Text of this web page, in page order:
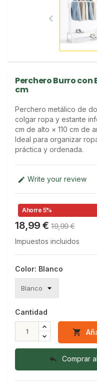

Perchero Burro
cm
Perchero metálico de
colgar ropa y estante
cm de alto × 110 cm de
Ideal para organizar
práctica y ordenada.
 Write your review
Ahorre 5%
18,99 € 19,99 €
Impuestos incluidos
Color: Blanco
Cantidad

 Comprar